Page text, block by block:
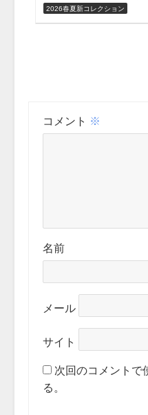
2026春夏新コレクション
コメント ※
名前
メール
サイト
次回のコメントで
る。